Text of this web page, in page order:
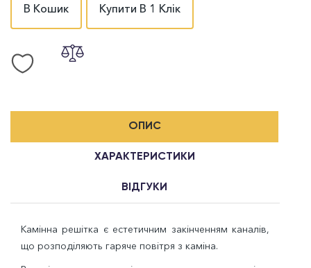
В Кошик Купити В 1 Клік
ОПИС
ХАРАКТЕРИСТИКИ
ВІДГУКИ
Камінна решітка є естетичним закінченням каналів,
що розподіляють гаряче повітря з каміна.